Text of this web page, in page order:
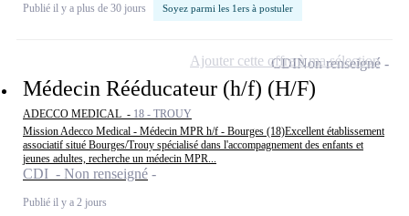
Publié il y a plus de 30 jours Soyez parmi les 1ers à postuler
Médecin Rééducateur (h/f) (H/F)
ADECCO MEDICAL - 18 - TROUY
Mission Adecco Medical - Médecin MPR h/f - Bourges (18)Excellent établissement
associatif situé Bourges/Trouy spécialisé dans l'accompagnement des enfants et
jeunes adultes, recherche un médecin MPR...
CDI - Non renseigné
Publié il y a 2 jours
CDINon renseigné
Ajouter cette offre à ma sélection